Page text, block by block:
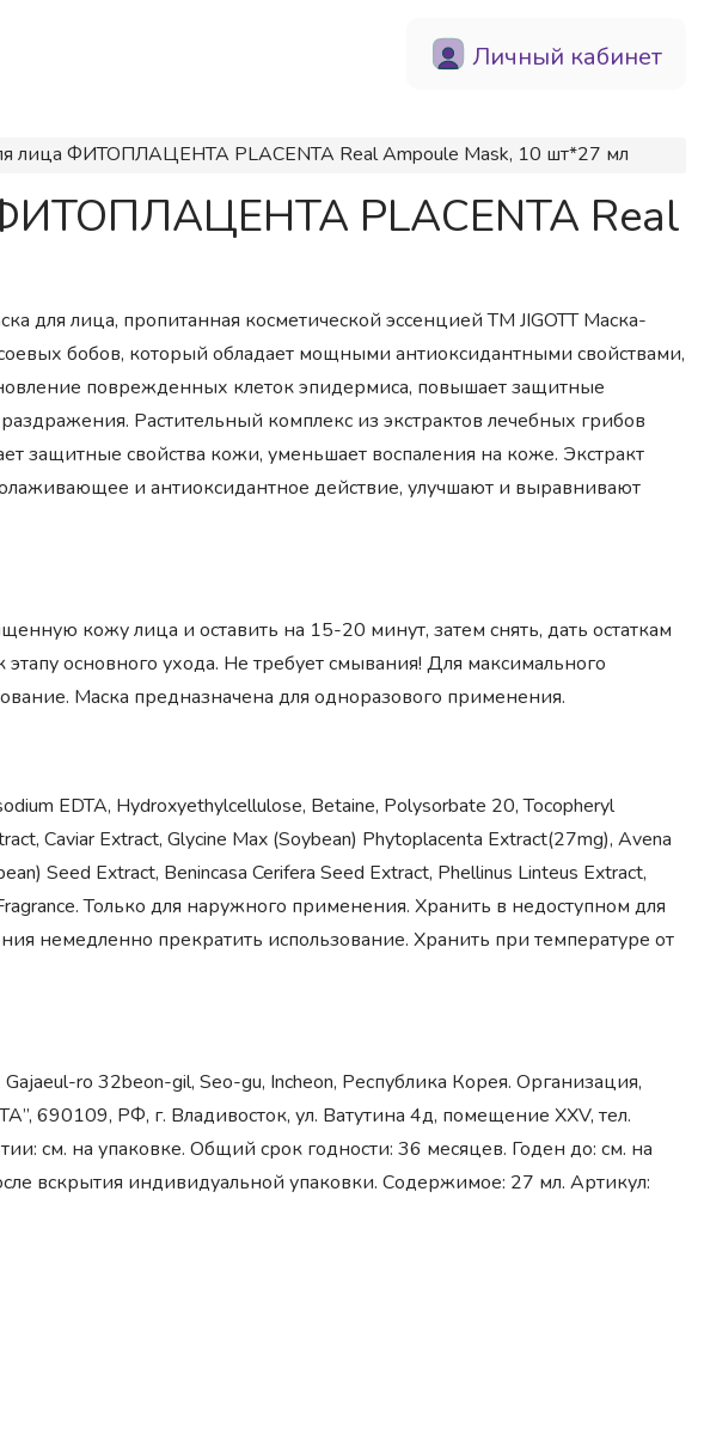
Личный кабинет
лица ФИТОПЛАЦЕНТА PLACENTA Real Ampoule Mask, 10 шт*27 мл
PLACENTA Real
для лица, пропитанная косметической эссенцией ТМ JIGOTT Маска-
бобов, который обладает мощными антиоксидантными свойствами,
поврежденных клеток эпидермиса, повышает защитные
Растительный комплекс из экстрактов лечебных грибов
защитные свойства кожи, уменьшает воспаления на коже. Экстракт
и антиоксидантное действие, улучшают и выравнивают
кожу лица и оставить на 15-20 минут, затем снять, дать остаткам
основного ухода. Не требует смывания! Для максимального
Маска предназначена для одноразового применения.
EDTA, Hydroxyethylcellulose, Betaine, Polysorbate 20, Tocopheryl
Caviar Extract, Glycine Max (Soybean) Phytoplacenta Extract(27mg), Avena
Seed Extract, Benincasa Cerifera Seed Extract, Phellinus Linteus Extract,
Только для наружного применения. Хранить в недоступном для
немедленно прекратить использование. Хранить при температуре от
Gajaeul-ro 32beon-gil, Seo-gu, Incheon, Республика Корея. Организация,
РФ, г. Владивосток, ул. Ватутина 4д, помещение XXV, тел.
см. на упаковке. Общий срок годности: 36 месяцев. Годен до: см. на
вскрытия индивидуальной упаковки. Содержимое: 27 мл. Артикул: